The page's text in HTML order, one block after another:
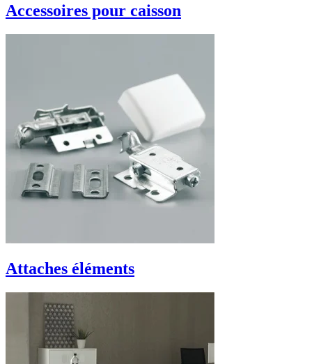
Accessoires pour caisson
Attaches éléments